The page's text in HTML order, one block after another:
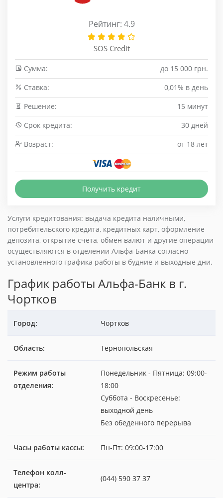
Рейтинг: 4.9
SOS Credit
Сумма:
до 15 000 грн.
Cтавка:
0,01% в день
Решение:
15 минут
Срок кредита:
30 дней
Возраст:
от 18 лет
Получить кредит
Услуги кредитования: выдача кредита наличными,
потребительского кредита, кредитных карт, оформление
депозита, открытие счета, обмен валют и другие операции
осуществляются в отделении Альфа-Банка согласно
установленного графика работы в будние и выходные дни.
График работы Альфа-Банк в г.
Чортков
Город: Чортков
Область: Тернопольская
Режим работы
отделения:
Понедельник - Пятница: 09:00-
18:00
Суббота - Воскресенье:
выходной день
Без обеденного перерыва
Часы работы кассы: Пн-Пт: 09:00-17:00
Телефон колл-
центра:
(044) 590 37 37